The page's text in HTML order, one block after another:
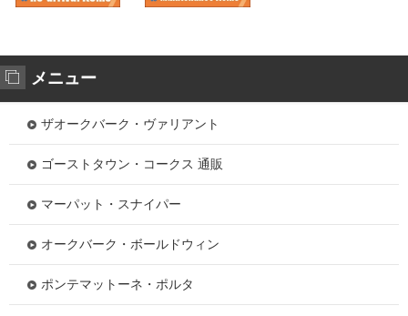
メニュー
ザオークバーク・ヴァリアント
ゴーストタウン・コークス 通販
マーパット・スナイパー
オークバーク・ボールドウィン
ポンテマットーネ・ポルタ